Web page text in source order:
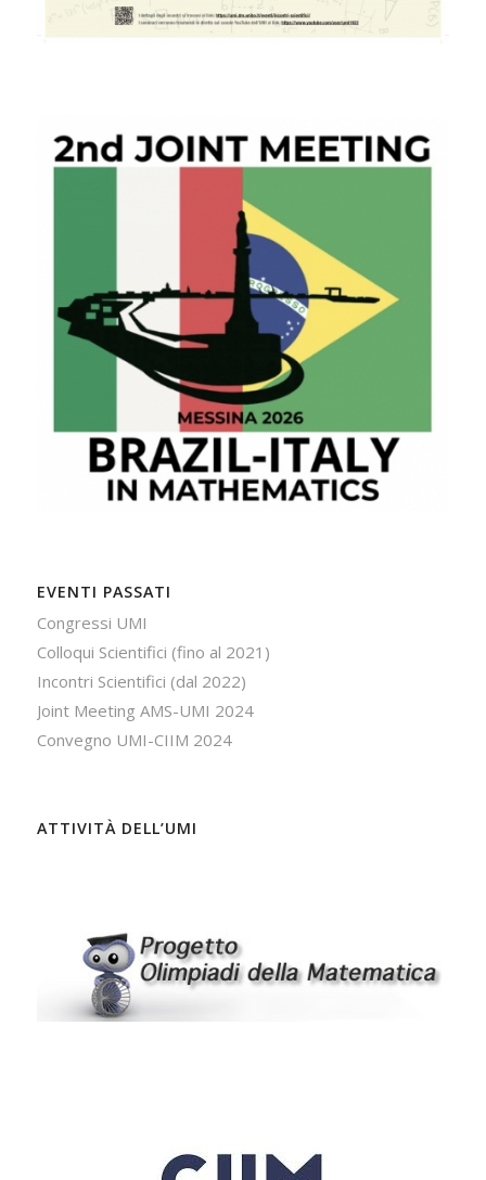
EVENTI PASSATI
Congressi UMI
Colloqui Scientifici (fino al 2021)
Incontri Scientifici (dal 2022)
Joint Meeting AMS-UMI 2024
Convegno UMI-CIIM 2024
ATTIVITÀ DELL’UMI